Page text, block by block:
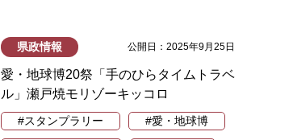
県政情報 公開日：2025年9月25日
愛・地球博20祭「手のひらタイムトラベ
ル」瀬戸焼モリゾーキッコロ
#スタンプラリー #愛・地球博